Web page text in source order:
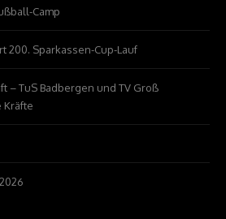
Camp
200. Sparkassen-Cup-Lauf
– TuS Badbergen und TV Groß
Kräfte